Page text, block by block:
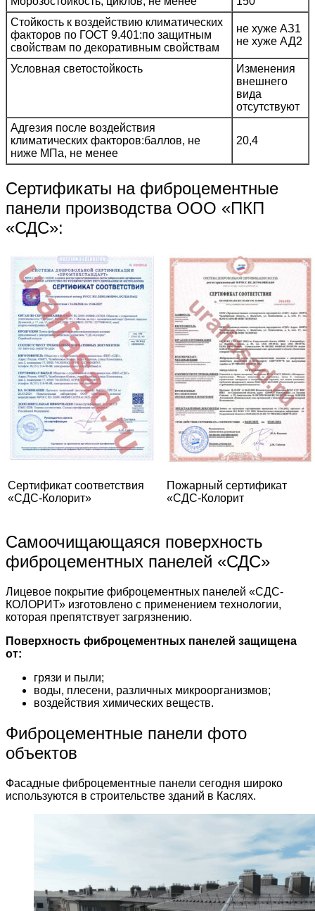
Стойкость к воздействию климатических
факторов по ГОСТ 9.401:по защитным
свойствам по декоративным свойствам
не хуже АЗ1
не хуже АД2
Условная светостойкость
Изменения
внешнего
вида
отсутствуют
Адгезия после воздействия
климатических факторов:баллов, не
ниже МПа, не менее
20,4
Сертификаты на фиброцементные
панели производства ООО «ПКП
«СДС»:
Сертификат соответствия
«СДС-Колорит»
Пожарный сертификат
«СДС-Колорит
Самоочищающаяся поверхность
фиброцементных панелей «СДС»
Лицевое покрытие фиброцементных панелей «СДС-
КОЛОРИТ» изготовлено с применением технологии,
которая препятствует загрязнению.
Поверхность фиброцементных панелей защищена
от:
грязи и пыли;
воды, плесени, различных микроорганизмов;
воздействия химических веществ.
Фиброцементные панели фото
объектов
Фасадные фиброцементные панели сегодня широко
используются в строительстве зданий в Каслях.